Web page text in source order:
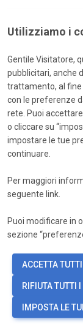
Utilizziamo i
Gentile Visitatore,
pubblicitari, anche
trattamento, al
con le preferenze
rete. Puoi
o cliccare su
impostare le tue
continuare.
Per maggiori
seguente link
Puoi modificare in
sezione
ACCETTA
RIFIUTA TUTTI
IMPOSTA LE